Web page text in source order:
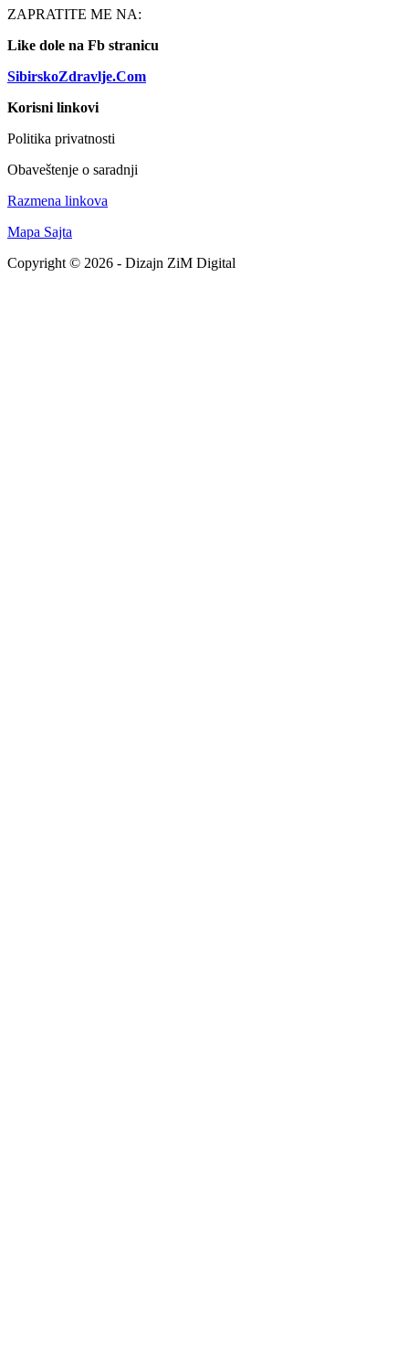
ZAPRATITE ME NA:
Like dole na Fb stranicu
SibirskoZdravlje.Com
Korisni linkovi
Politika privatnosti
Obaveštenje o saradnji
Razmena linkova
Mapa Sajta
Copyright © 2026 - Dizajn ZiM Digital